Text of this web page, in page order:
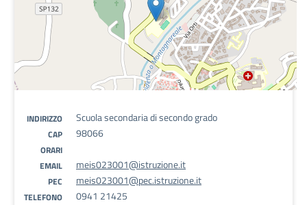
INDIRIZZO Scuola secondaria di secondo grado
CAP 98066
ORARI
EMAIL
meis023001@istruzione.it
PEC meis023001@pec.istruzione.it
TELEFONO
0941 21425